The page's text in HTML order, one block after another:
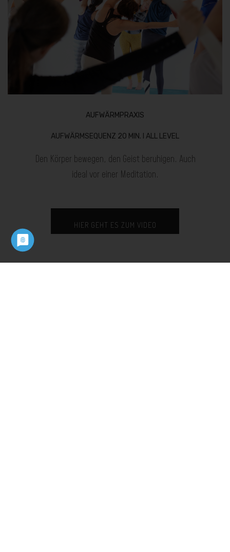
AUFWÄRMPRAXIS
AUFWÄRMSEQUENZ 20 MIN. I ALL LEVEL
Den Körper bewegen, den Geist beruhigen. Auch
ideal vor einer Meditation.
HIER GEHT ES ZUM VIDEO